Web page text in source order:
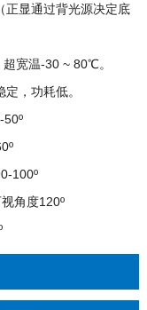
正显通过背光源决定底
宽温-30 ~ 80℃。
，功耗低。
100º
角度120º